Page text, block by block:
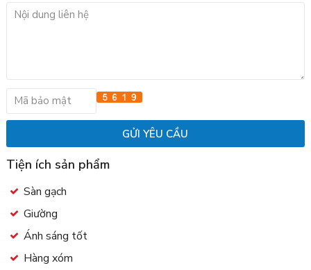
Tiện ích sản phẩm
Sàn gạch
Giường
Ánh sáng tốt
Hàng xóm